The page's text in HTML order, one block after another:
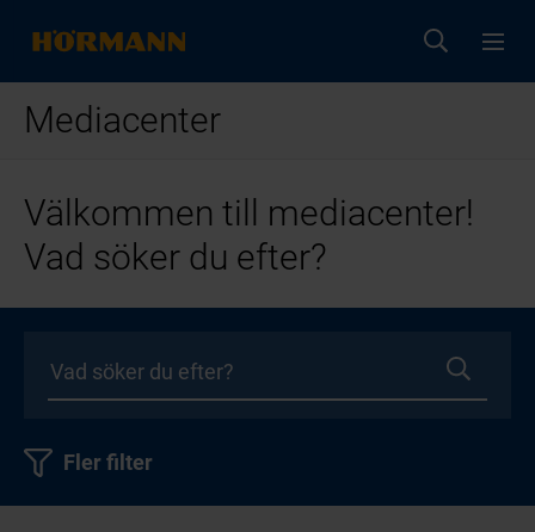
Mediacenter
Välkommen till mediacenter!
Vad söker du efter?
Fler filter